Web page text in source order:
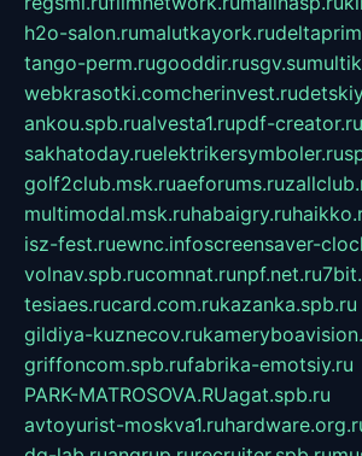
h2o-salon.rumalutkayork.ru
tango-perm.rugooddir.rusgv.su
webkrasotki.comcherinvest.ru
ankou.spb.rualvesta1.rupdf-creator.ru
sakhatoday.ruelektrikersymboler.ru
golf2club.msk.ruaeforums.ru
multimodal.msk.ruhabaigry.ru
isz-fest.ruewnc.infoscreensaver-
volnav.spb.rucomnat.runpf.net.ru
tesiaes.rucard.com.rukazanka.spb.ru
gildiya-kuznecov.ru
griffoncom.spb.rufabrika-emotsiy.ru
PARK-MATROSOVA.RUagat.spb.ru
avtoyurist-moskva1.ru